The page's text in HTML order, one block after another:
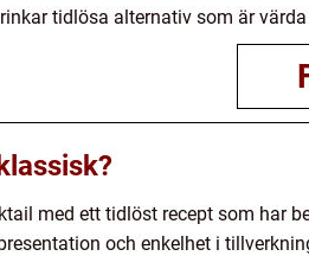
tidlösa alternativ som är
med ett tidlöst recept som har
och enkelhet i